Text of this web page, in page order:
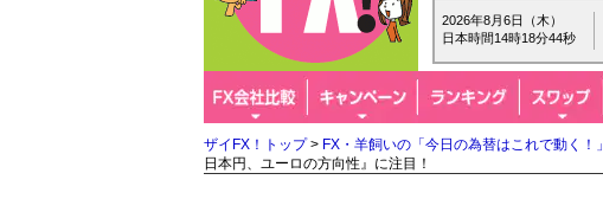
2026年8月6日（木）
日本時間14時18分46秒
ザイFX！トップ> FX・羊飼いの「今日の為替はこれで動く！」
日本円、ユーロの方向性』に注目！